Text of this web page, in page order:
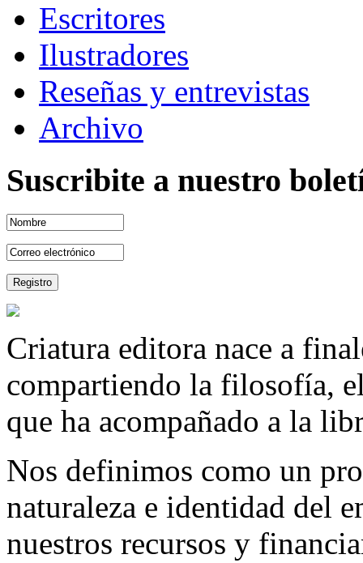
Escritores
Ilustradores
Reseñas y entrevistas
Archivo
Suscribite a nuestro
Criatura editora nace a
compartiendo la filosofía,
que ha acompañado a la
Nos definimos como un
naturaleza e identidad del
nuestros recursos y